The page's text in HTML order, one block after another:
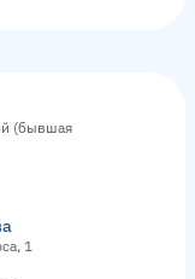
(бывшая
1